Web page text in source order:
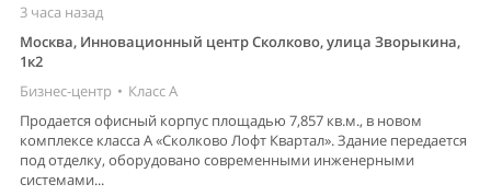
3 часа назад
Москва, Инновационный центр Сколково, улица Зворыкина,
1к2
Бизнес-центр • Класс A
Продается офисный корпус площадью 7,857 кв.м., в новом
комплексе класса А «Сколково Лофт Квартал». Здание передается
под отделку, оборудовано современными инженерными
системами...